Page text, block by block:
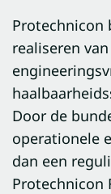
Protechnicon
realiseren
Door de
operationele
dan een
Protechnicon